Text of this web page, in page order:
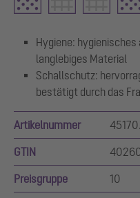
Hygiene:
langlebiges Material
Schallschutz:
bestätigt durch das
Artikelnummer
GTIN
Preisgruppe 10